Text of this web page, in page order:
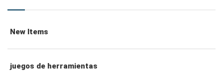
New Items
juegos de herramientas